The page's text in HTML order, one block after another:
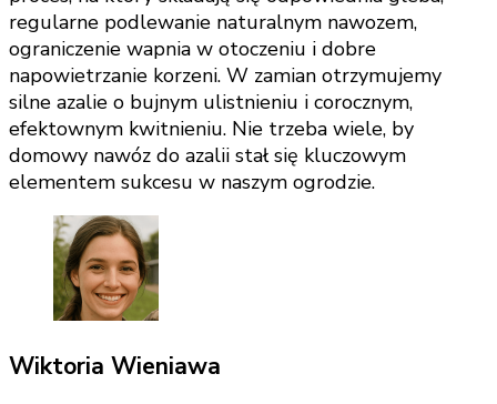
regularne podlewanie naturalnym nawozem,
ograniczenie wapnia w otoczeniu i dobre
napowietrzanie korzeni. W zamian otrzymujemy
silne azalie o bujnym ulistnieniu i corocznym,
efektownym kwitnieniu. Nie trzeba wiele, by
domowy nawóz do azalii stał się kluczowym
elementem sukcesu w naszym ogrodzie.
Wiktoria Wieniawa